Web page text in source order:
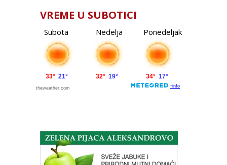
VREME U SUBOTICI
Subota Nedelja Ponedeljak